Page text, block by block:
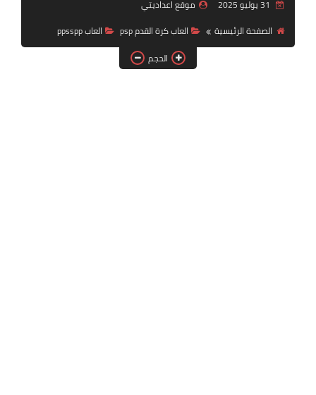
بلايستيشن PS2موقع اعداديتي
الصفحة الرئيسية
العاب كرة القدم psp
العاب ppsspp
الحجم